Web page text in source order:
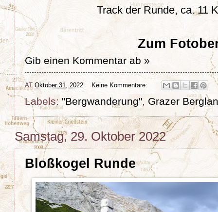
Track der Runde, ca. 11
Zum
Gib einen Kommentar ab »
ATOktober 31, 2022 Keine Kommentare:
Labels:"Bergwanderung", Grazer
Samstag, 29. Oktober 2022
Bloßkogel Runde